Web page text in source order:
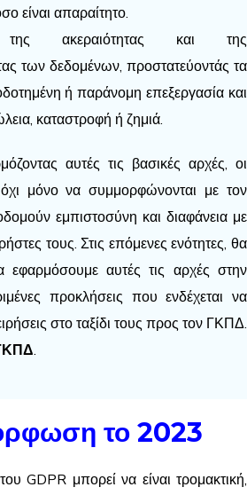
είναι απαραίτητο.
της ακεραιότητας και της
των δεδομένων, προστατεύοντάς τα
ή παράνομη επεξεργασία και
καταστροφή ή ζημιά.
αυτές τις βασικές αρχές, οι
όχι μόνο να συμμορφώνονται με τον
εμπιστοσύνη και διαφάνεια με
τους. Στις επόμενες ενότητες, θα
αυτές τις αρχές στην
προκλήσεις που ενδέχεται να
στο ταξίδι τους προς τον ΓΚΠΔ.
.
το 2023
GDPR μπορεί να είναι τρομακτική,